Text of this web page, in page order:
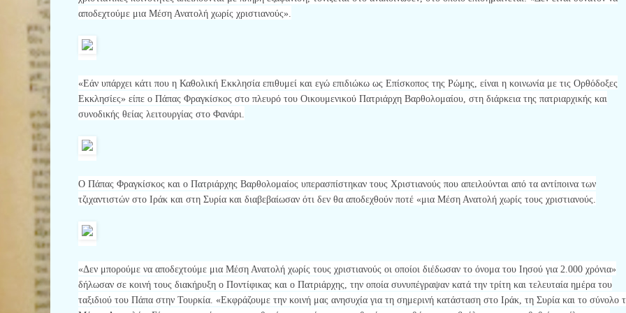
αποδεχτούμε μια Μέση Ανατολή χωρίς χριστιανούς».
«Εάν υπάρχει κάτι που η Καθολική Εκκλησία επιθυμεί και εγώ επιδιώκω ως Επίσκοπος της Ρώμης, είναι η κοινωνία με τις Ορθόδοξες
Εκκλησίες» είπε ο Πάπας Φραγκίσκος στο πλευρό του Οικουμενικού Πατριάρχη Βαρθολομαίου, στη διάρκεια της πατριαρχικής και
συνοδικής θείας λειτουργίας στο Φανάρι.
Ο Πάπας Φραγκίσκος και ο Πατριάρχης Βαρθολομαίος υπερασπίστηκαν τους Χριστιανούς που απειλούνται από τα αντίποινα των
τζιχαντιστών στο Ιράκ και στη Συρία και διαβεβαίωσαν ότι δεν θα αποδεχθούν ποτέ «μια Μέση Ανατολή χωρίς τους χριστιανούς.
«Δεν μπορούμε να αποδεχτούμε μια Μέση Ανατολή χωρίς τους χριστιανούς οι οποίοι διέδωσαν το όνομα του Ιησού για 2.000 χρόνια»
δήλωσαν σε κοινή τους διακήρυξη ο Ποντίφικας και ο Πατριάρχης, την οποία συνυπέγραψαν κατά την τρίτη και τελευταία ημέρα του
ταξιδιού του Πάπα στην Τουρκία. «Εκφράζουμε την κοινή μας ανησυχία για τη σημερινή κατάσταση στο Ιράκ, τη Συρία και το σύνολο